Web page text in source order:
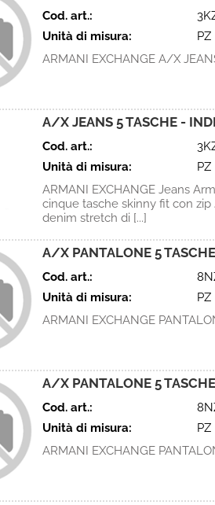
Cod. art.:
Unità di misura:
PZ
ARMANI EXCHANGE A/X
A/X JEANS 5 TASCHE -
Cod. art.:
Unità di misura:
PZ
ARMANI EXCHANGE Jeans
cinque tasche skinny fit con
denim stretch di [...]
A/X PANTALONE 5
Cod. art.:
Unità di misura:
PZ
ARMANI EXCHANGE
A/X PANTALONE 5
Cod. art.:
Unità di misura:
PZ
ARMANI EXCHANGE